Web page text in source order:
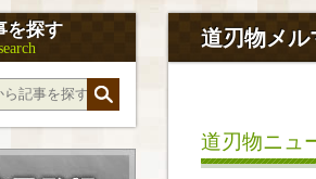
道刃物メル
道刃物ニュ
を探す